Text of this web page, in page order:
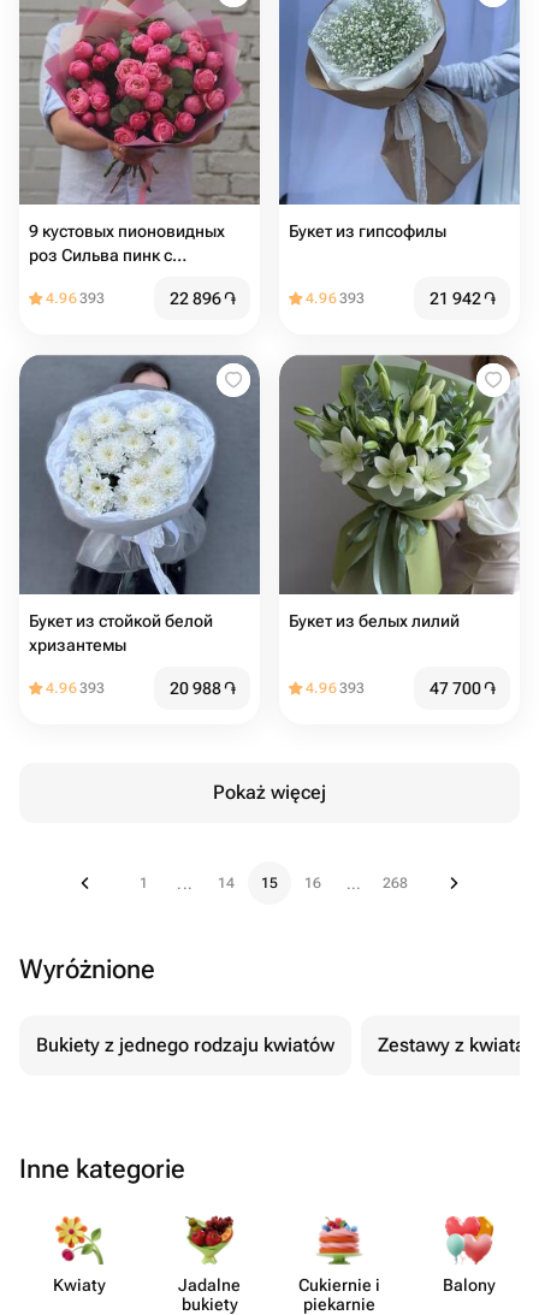
9 кустовых пионовидных
роз Сильва пинк с
4.96393 22 896֏
Букет из гипсофилы
4.96393 21 942֏
Букет из стойкой белой
хризантемы
4.96393 20 988֏
Букет из белых лилий
4.96393 47 700֏
Pokaż więcej
1 ... 14 15 16 ... 268
Wyróżnione
Bukiety z jednego rodzaju kwiatów Zestawy z
Inne kategorie
Kwiaty
Jadalne
bukiety
Cukiernie i
piekarnie
Balony